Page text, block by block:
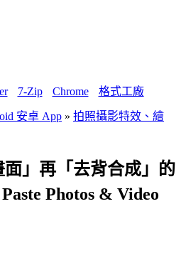
7-Zip Chrome 格式工廠
安卓 App » 拍照攝影特效、繪
」再「去背合成」的
Photos & Video